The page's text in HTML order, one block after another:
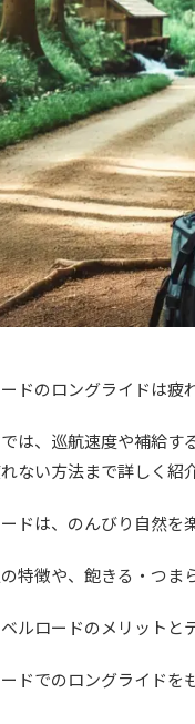
ドのロングライドは疲
は、巡航速度や補給
ない方法まで詳しく紹
ドは、のんびり自然を
特徴や、飽きる・つま
ルロードのメリットと
ドでのロングライドを